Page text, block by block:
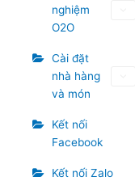
nghiệm
O2O
Cài đặt
nhà hàng
và món
Kết nối
Facebook
Kết nối Zalo